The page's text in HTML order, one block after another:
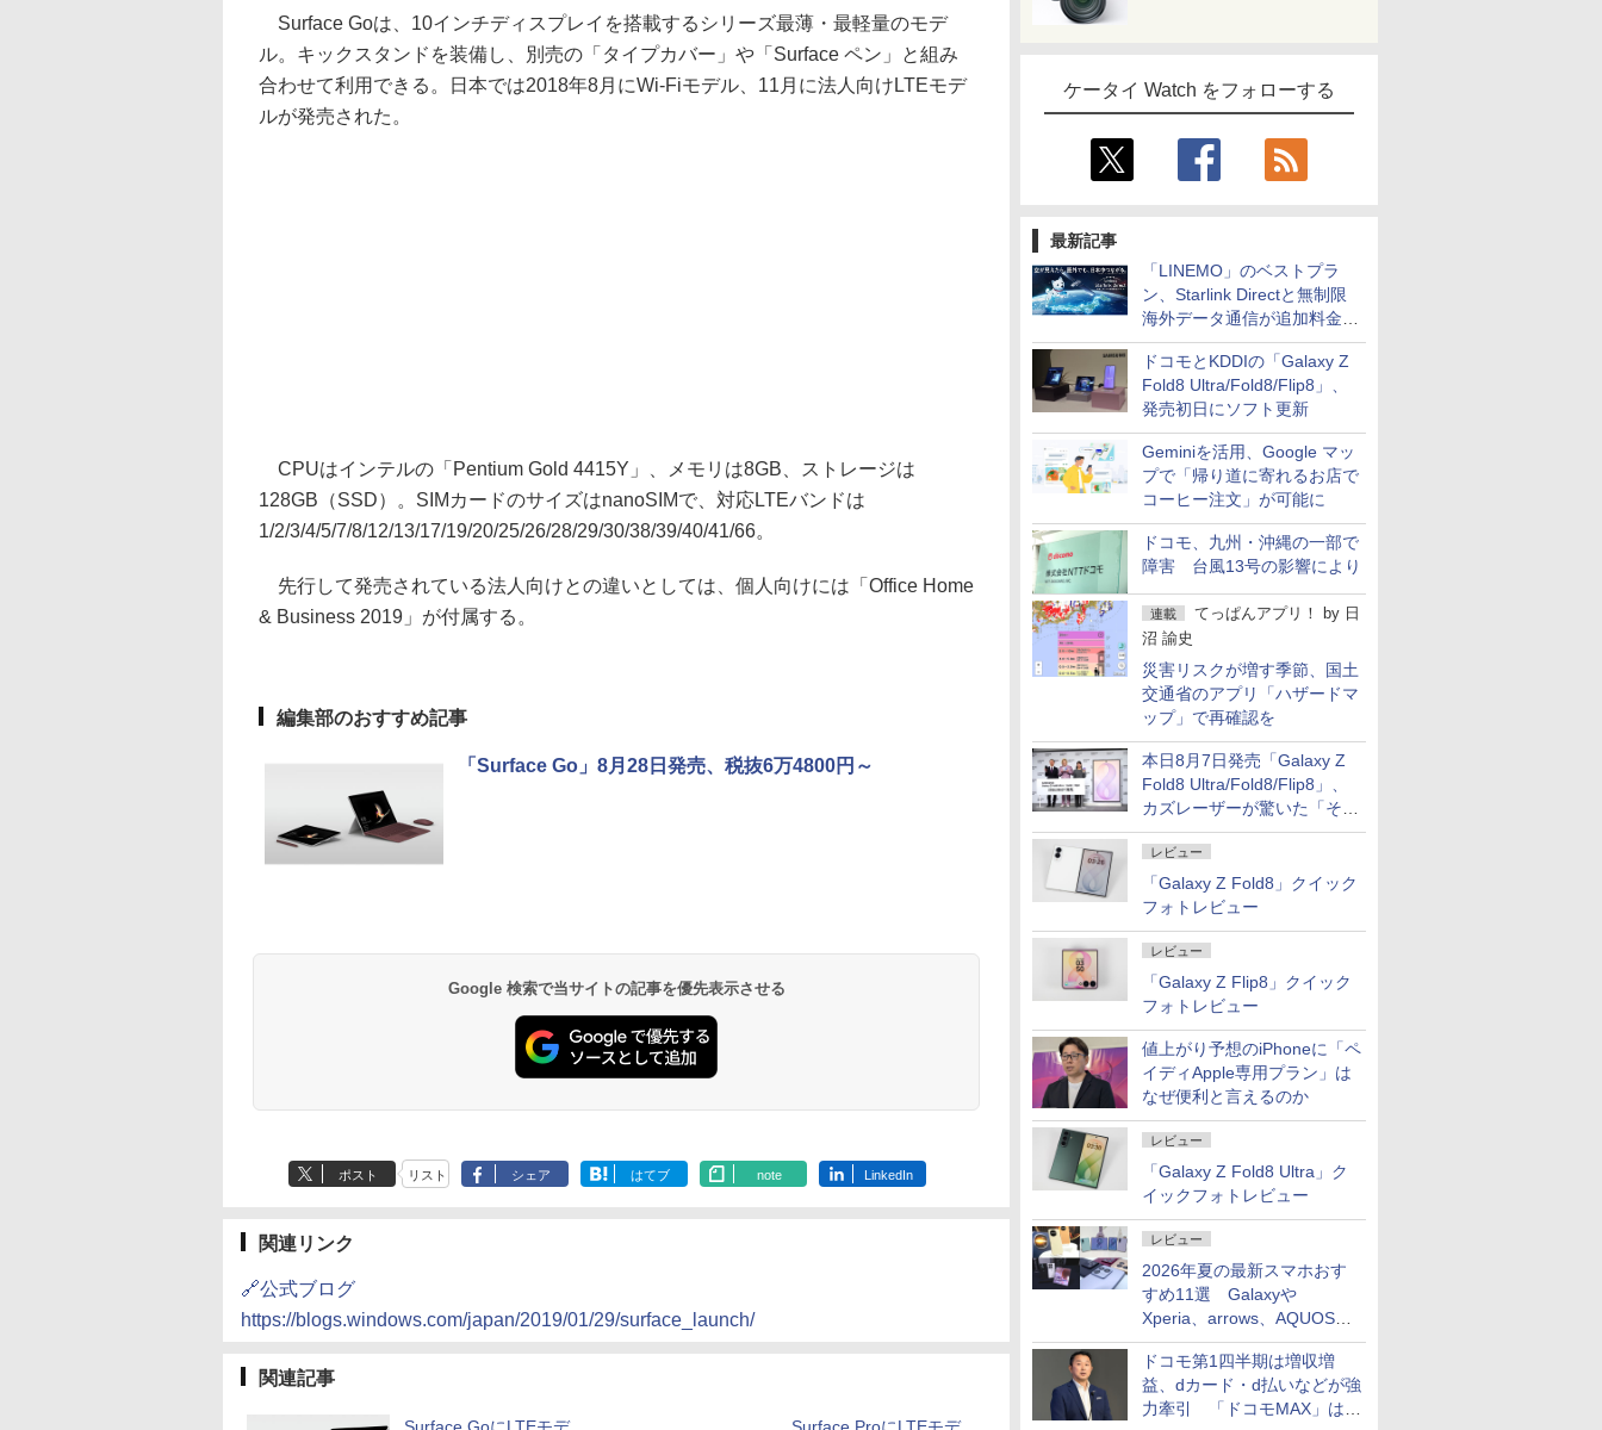
ケータイ Watch をフォローする
最新記事
「LINEMO」のベストプラ
ン、Starlink Directと無制限
海外データ通信が追加料金な
しに
ドコモとKDDIの「Galaxy Z
Fold8 Ultra/Fold8/Flip8」、
発売初日にソフト更新
Geminiを活用、Google マッ
プで「帰り道に寄れるお店で
コーヒー注文」が可能に
ドコモ、九州・沖縄の一部で
障害 台風13号の影響により
連載 てっぱんアプリ！ by 日
沼 諭史
災害リスクが増す季節、国土
交通省のアプリ「ハザードマ
ップ」で再確認を
本日8月7日発売「Galaxy Z
Fold8 Ultra/Fold8/Flip8」、
カズレーザーが驚いた「そば
屋のメニュー並みの薄さ」
レビュー
「Galaxy Z Fold8」クイック
フォトレビュー
レビュー
「Galaxy Z Flip8」クイック
フォトレビュー
値上がり予想のiPhoneに「ペ
イディApple専用プラン」は
なぜ便利と言えるのか
レビュー
「Galaxy Z Fold8 Ultra」ク
イックフォトレビュー
レビュー
2026年夏の最新スマホおす
すめ11選 Galaxyや
Xperia、arrows、AQUOSな
ど注目機種の特徴は
ドコモ第1四半期は増収増
益、dカード・d払いなどが強
力牽引 「ドコモMAX」は
Surface Goは、10インチディスプレイを搭載するシリーズ最薄・最軽量のモデ
ル。キックスタンドを装備し、別売の「タイプカバー」や「Surface ペン」と組み
合わせて利用できる。日本では2018年8月にWi-Fiモデル、11月に法人向けLTEモデ
ルが発売された。
CPUはインテルの「Pentium Gold 4415Y」、メモリは8GB、ストレージは
128GB（SSD）。SIMカードのサイズはnanoSIMで、対応LTEバンドは
1/2/3/4/5/7/8/12/13/17/19/20/25/26/28/29/30/38/39/40/41/66。
先行して発売されている法人向けとの違いとしては、個人向けには「Office Home
& Business 2019」が付属する。
編集部のおすすめ記事
「Surface Go」8月28日発売、税抜6万4800円～
Google 検索で当サイトの記事を優先表示させる
ポスト リスト シェア はてブ note LinkedIn
関連リンク
🔗公式ブログ
https://blogs.windows.com/japan/2019/01/29/surface_launch/
関連記事